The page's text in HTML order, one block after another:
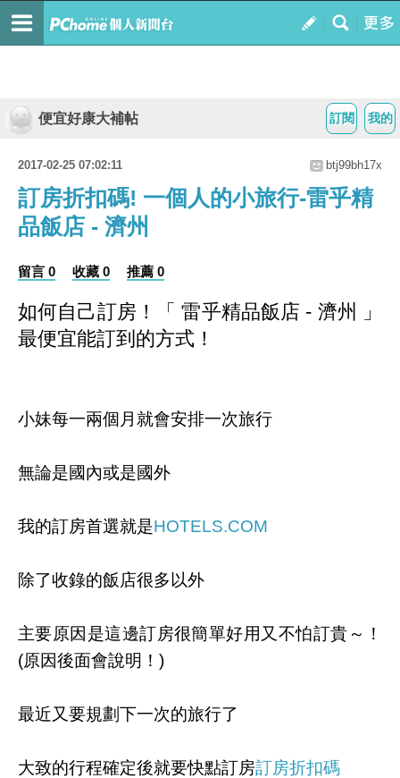
我的
訂閱
便宜好康大補帖
2017-02-25 07:02:11 btj99bh17x
訂房折扣碼! 一個人的小旅行-雷乎精
品飯店 - 濟州
留言 0 收藏 0 推薦 0
如何自己訂房！
「 雷乎精品飯店 - 濟州 」
最便宜能訂到的方式 ！
小妹每一兩個月就會安排一次旅行
無論是國內或是國外
我的訂房首選就是HOTELS.COM
除了收錄的飯店很多以外
主要原因是這邊訂房很簡單好用又不怕訂貴～！
(原因後面會說明！)
最近又要規劃下一次的旅行了
大致的行程確定後就要快點訂房訂房折扣碼